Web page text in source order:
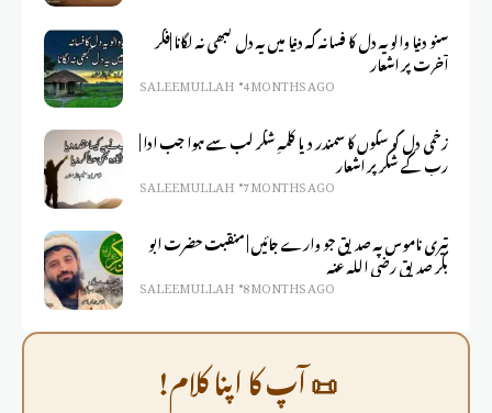
سنو دنیا والو یہ دل کا فسانہ کہ دنیا میں یہ دل کبھی نہ لگانا |فکر
آخرت پر اشعار
SALEEM ULLAH 4 MONTHS AGO
زخمی دل کو سکوں کا سمندر دیا کلمہِ شکر لب سے ہوا جب ادا |
رب کے شکر پر اشعار
SALEEM ULLAH 7 MONTHS AGO
تیری ناموس پہ صدیق جو وارے جائیں | منقبت حضرت ابو
بکر صدیق رضی اللہ عنہ
SALEEM ULLAH 8 MONTHS AGO
📜 آپ کا اپنا کلام!